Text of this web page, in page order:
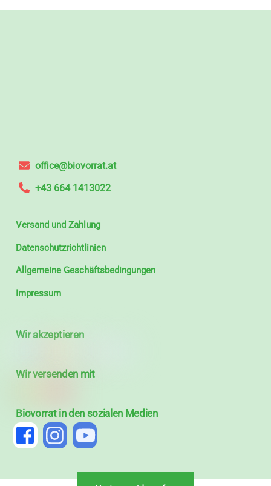
office@biovorrat.at
+43 664 1413022
Versand und Zahlung
Datenschutzrichtlinien
Allgemeine Geschäftsbedingungen
Impressum
Wir akzeptieren
Wir versenden mit
Biovorrat in den sozialen Medien